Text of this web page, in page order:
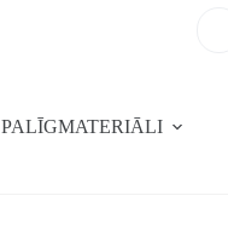
PALĪGMATERIĀLI